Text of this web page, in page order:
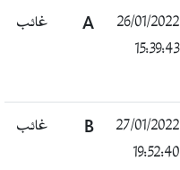
26/01/2022
15:39:43
A غائب
27/01/2022
19:52:40
B غائب